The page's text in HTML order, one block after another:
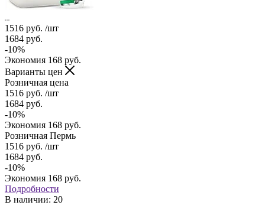
1516 руб. /шт
1684 руб.
-10%
Экономия 168 руб.
Варианты цен
Розничная цена
1516 руб. /шт
1684 руб.
-10%
Экономия 168 руб.
Розничная Пермь
1516 руб. /шт
1684 руб.
-10%
Экономия 168 руб.
Подробности
В наличии: 20